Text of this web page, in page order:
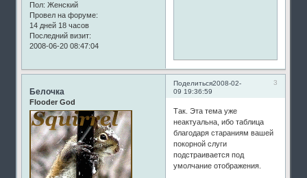
Пол: Женский
Провел на форуме:
14 дней 18 часов
Последний визит:
2008-06-20 08:47:04
Поделиться 3
2008-02-
09 19:36:59
Белочка
Flooder God
Так. Эта тема уже
неактуальна, ибо таблица
благодаря стараниям вашей
покорной слуги
подстраивается под
умолчание отображения.